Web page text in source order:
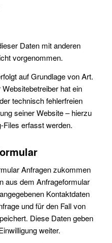
Daten mit anderen
vorgenommen.
auf Grundlage von Art.
hat ein
technisch fehlerfreien
seiner Website – hierzu
Files erfasst werden.
Anfragen zukommen
aus dem Anfrageformular
Kontaktdaten
und für den Fall von
Diese Daten geben
weiter.